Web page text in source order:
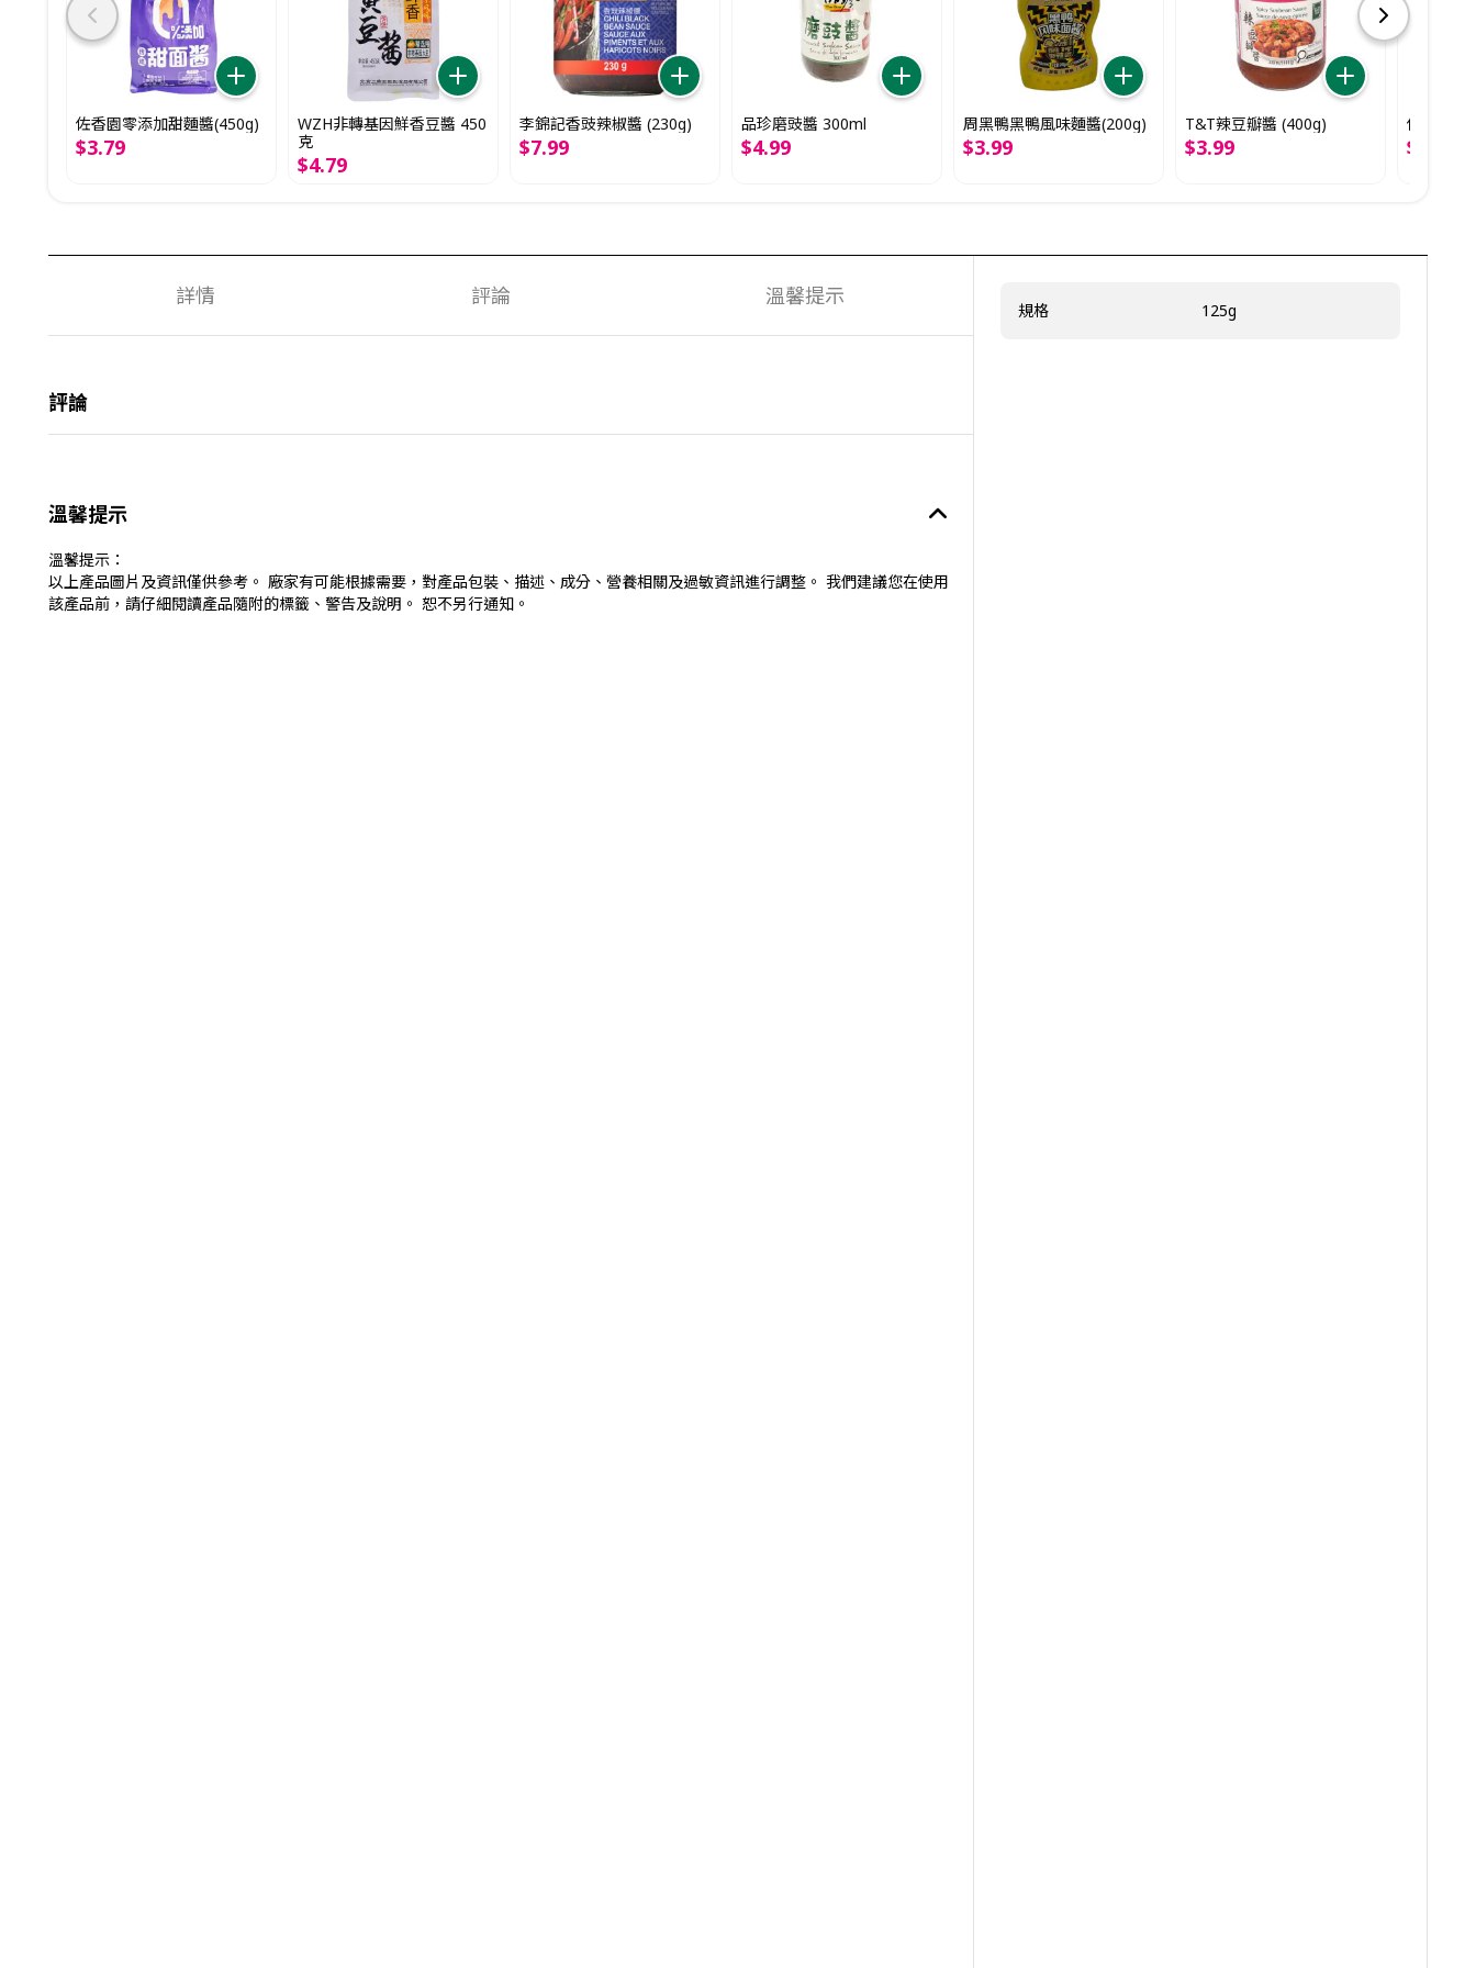
佐香園零添加甜麵醬(450g)
$3.79
WZH非轉基因鮮香豆醬 450
克
$4.79
李錦記香豉辣椒醬 (230g)
$7.99
品珍磨豉醬 300ml
$4.99
周黑鴨黑鴨風味麵醬(200g)
$3.99
T&T辣豆瓣醬 (400g)
$3.99
佐香園零
$
詳情 評論 溫馨提示
評論
溫馨提示
溫馨提示：
以上產品圖片及資訊僅供參考。 廠家有可能根據需要，對產品包裝、描述、成分、營養相關及過敏資訊進行調整。 我們建議您在使用
該產品前，請仔細閱讀產品隨附的標籤、警告及說明。 恕不另行通知。
規格 125g